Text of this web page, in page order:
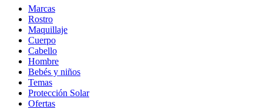
Marcas
Rostro
Maquillaje
Cuerpo
Cabello
Hombre
Bebés y niños
Temas
Protección Solar
Ofertas